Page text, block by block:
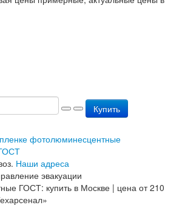
Купить
фотолюминесцентные
Наши адреса